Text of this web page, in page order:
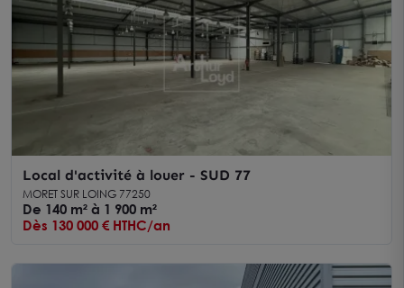
Local d'activité à louer - SUD 77
MORET SUR LOING 77250
De 140 m² à 1 900 m²
Dès 130 000 € HTHC/an